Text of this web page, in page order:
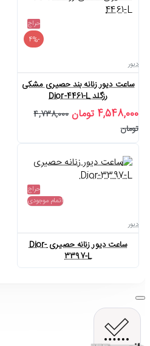
حراج
-4%
دیور
ساعت دیور زنانه بند حصیری مشکی
رزگلد Dior-4461-L
4,548,000 تومان
4,738,000
تومان
حراج
اتمام موجودی
دیور
ساعت دیور زنانه حصیری Dior-
3397-L